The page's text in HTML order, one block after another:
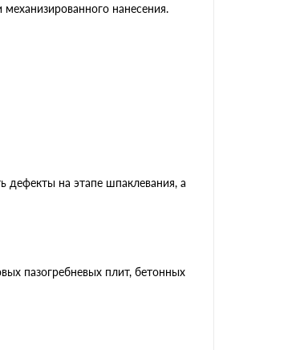
нанесения.
дефекты на этапе шпаклевания, а
пазогребневых плит, бетонных